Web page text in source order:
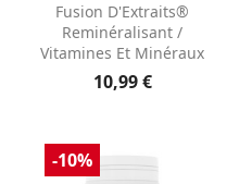
Fusion D'Extraits®
Reminéralisant /
Vitamines Et Minéraux
10,99 €
-10%